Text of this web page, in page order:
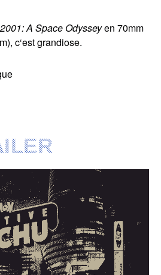
2001: A Space Odysseyen 70mm
c‘est grandiose.